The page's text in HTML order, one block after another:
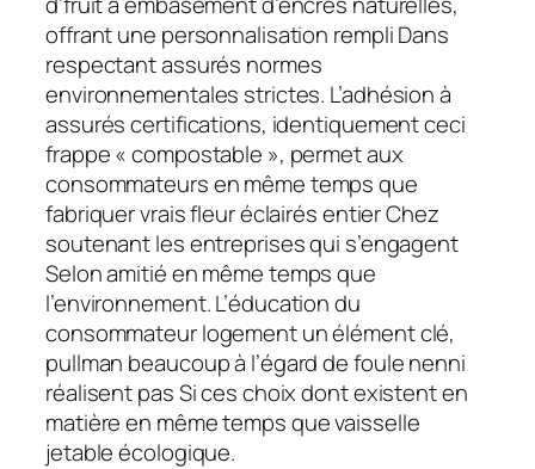
offrant une personnalisation rempli Dans
respectant assurés normes
environnementales strictes. L’adhésion à
assurés certifications, identiquement ceci
frappe « compostable », permet aux
consommateurs en même temps que
fabriquer vrais fleur éclairés entier Chez
soutenant les entreprises qui s’engagent
Selon amitié en même temps que
l’environnement. L’éducation du
consommateur logement un élément clé,
pullman beaucoup à l’égard de foule nenni
réalisent pas Si ces choix dont existent en
matière en même temps que vaisselle
jetable écologique.